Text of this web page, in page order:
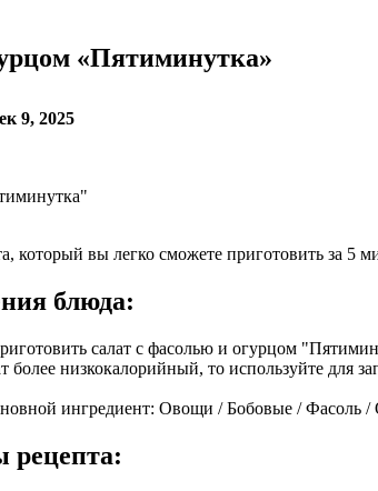
«Пятиминутка»
9, 2025
который вы легко сможете приготовить за 5
блюда:
салат с фасолью и огурцом
более низкокалорийный, то используйте для
ингредиент: Овощи / Бобовые / Фасоль
рецепта: